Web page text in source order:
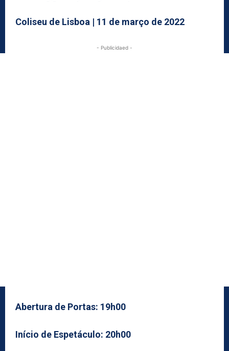
Coliseu de Lisboa | 11 de março de 2022
- Publicidaed -
Abertura de Portas: 19h00
Início de Espetáculo: 20h00